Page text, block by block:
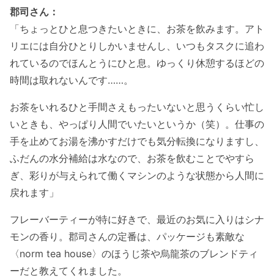
郡司さん：
「ちょっとひと息つきたいときに、お茶を飲みます。アト
リエには自分ひとりしかいませんし、いつもタスクに追わ
れているのでほんとうにひと息。ゆっくり休憩するほどの
時間は取れないんです……。
お茶をいれるひと手間さえもったいないと思うくらい忙し
いときも、やっぱり人間でいたいというか（笑）。仕事の
手を止めてお湯を沸かすだけでも気分転換になりますし、
ふだんの水分補給は水なので、お茶を飲むことでやすら
ぎ、彩りが与えられて働くマシンのような状態から人間に
戻れます」
フレーバーティーが特に好きで、最近のお気に入りはシナ
モンの香り。郡司さんの定番は、パッケージも素敵な
〈norm tea house〉のほうじ茶や烏龍茶のブレンドティ
ーだと教えてくれました。